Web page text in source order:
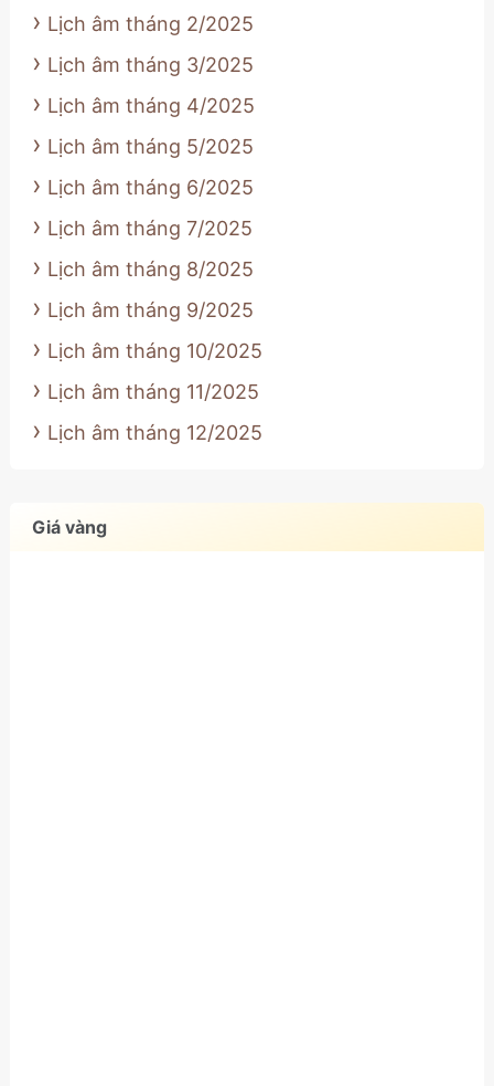
Lịch âm tháng 2/2025
Lịch âm tháng 3/2025
Lịch âm tháng 4/2025
Lịch âm tháng 5/2025
Lịch âm tháng 6/2025
Lịch âm tháng 7/2025
Lịch âm tháng 8/2025
Lịch âm tháng 9/2025
Lịch âm tháng 10/2025
Lịch âm tháng 11/2025
Lịch âm tháng 12/2025
Giá vàng